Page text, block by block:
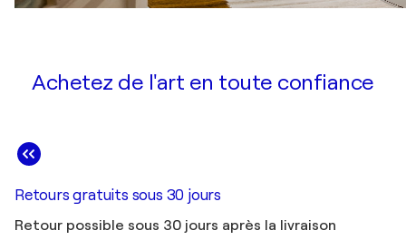
Achetez de l'art en toute confiance
Retours gratuits sous 30 jours
Retour possible sous 30 jours après la livraison